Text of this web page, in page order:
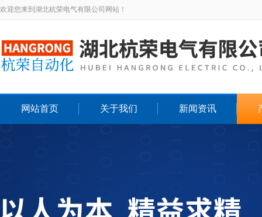
欢迎您来到湖北杭荣电气有限公司网站！
网站首页 关于我们 新闻资讯